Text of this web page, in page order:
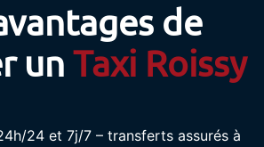
de
un Taxi Roissy
24 et 7j/7 – transferts assurés à